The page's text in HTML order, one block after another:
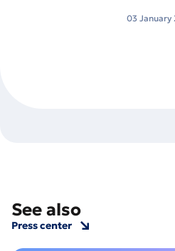
03 January
See also
Press center